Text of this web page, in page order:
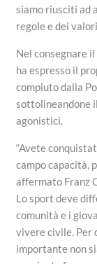
siamo riusciti ad
regole e dei
Nel consegnare
ha espresso il
compiuto dalla
sottolineandone
agonistici.
“Avete
campo capacità,
affermato Franz
Lo sport deve
comunità e i
vivere civile. Per
importante non